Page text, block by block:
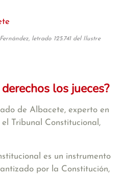
letrado 125.741 del Ilustre
los jueces?
de Albacete, experto en
Tribunal Constitucional,
es un instrumento
por la Constitución,